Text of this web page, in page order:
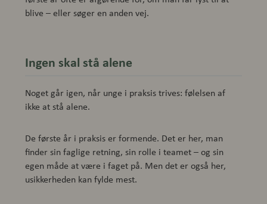
blive – eller søger en anden vej.
Ingen skal stå alene
Noget går igen, når unge i praksis trives: følelsen af
ikke at stå alene.
De første år i praksis er formende. Det er her, man
finder sin faglige retning, sin rolle i teamet – og sin
egen måde at være i faget på. Men det er også her,
usikkerheden kan fylde mest.